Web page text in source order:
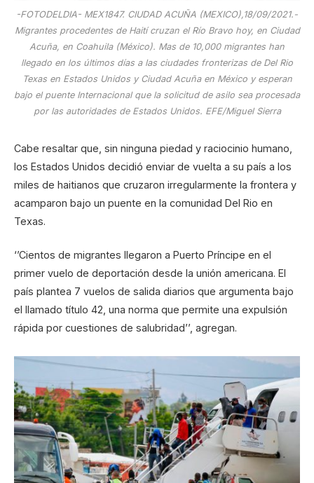
-FOTODELDIA- MEX1847. CIUDAD ACUÑA (MEXICO),18/09/2021.-
Migrantes procedentes de Haití cruzan el Río Bravo hoy, en Ciudad
Acuña, en Coahuila (México). Mas de 10,000 migrantes han
llegado en los últimos días a las ciudades fronterizas de Del Rio
Texas en Estados Unidos y Ciudad Acuña en México y esperan
bajo el puente Internacional que la solicitud de asilo sea procesada
por las autoridades de Estados Unidos. EFE/Miguel Sierra
Cabe resaltar que, sin ninguna piedad y raciocinio humano,
los Estados Unidos decidió enviar de vuelta a su país a los
miles de haitianos que cruzaron irregularmente la frontera y
acamparon bajo un puente en la comunidad Del Rio en
Texas.
‘’Cientos de migrantes llegaron a Puerto Príncipe en el
primer vuelo de deportación desde la unión americana. El
país plantea 7 vuelos de salida diarios que argumenta bajo
el llamado título 42, una norma que permite una expulsión
rápida por cuestiones de salubridad’’, agregan.